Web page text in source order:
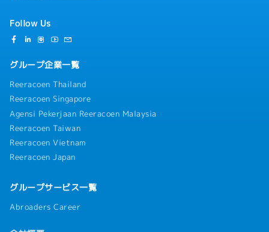
Follow Us
グループ企業一覧
Reeracoen Thailand
Reeracoen Singapore
Agensi Pekerjaan Reeracoen Malaysia
Reeracoen Taiwan
Reeracoen Vietnam
Reeracoen Japan
グループサービス一覧
Abroaders Career